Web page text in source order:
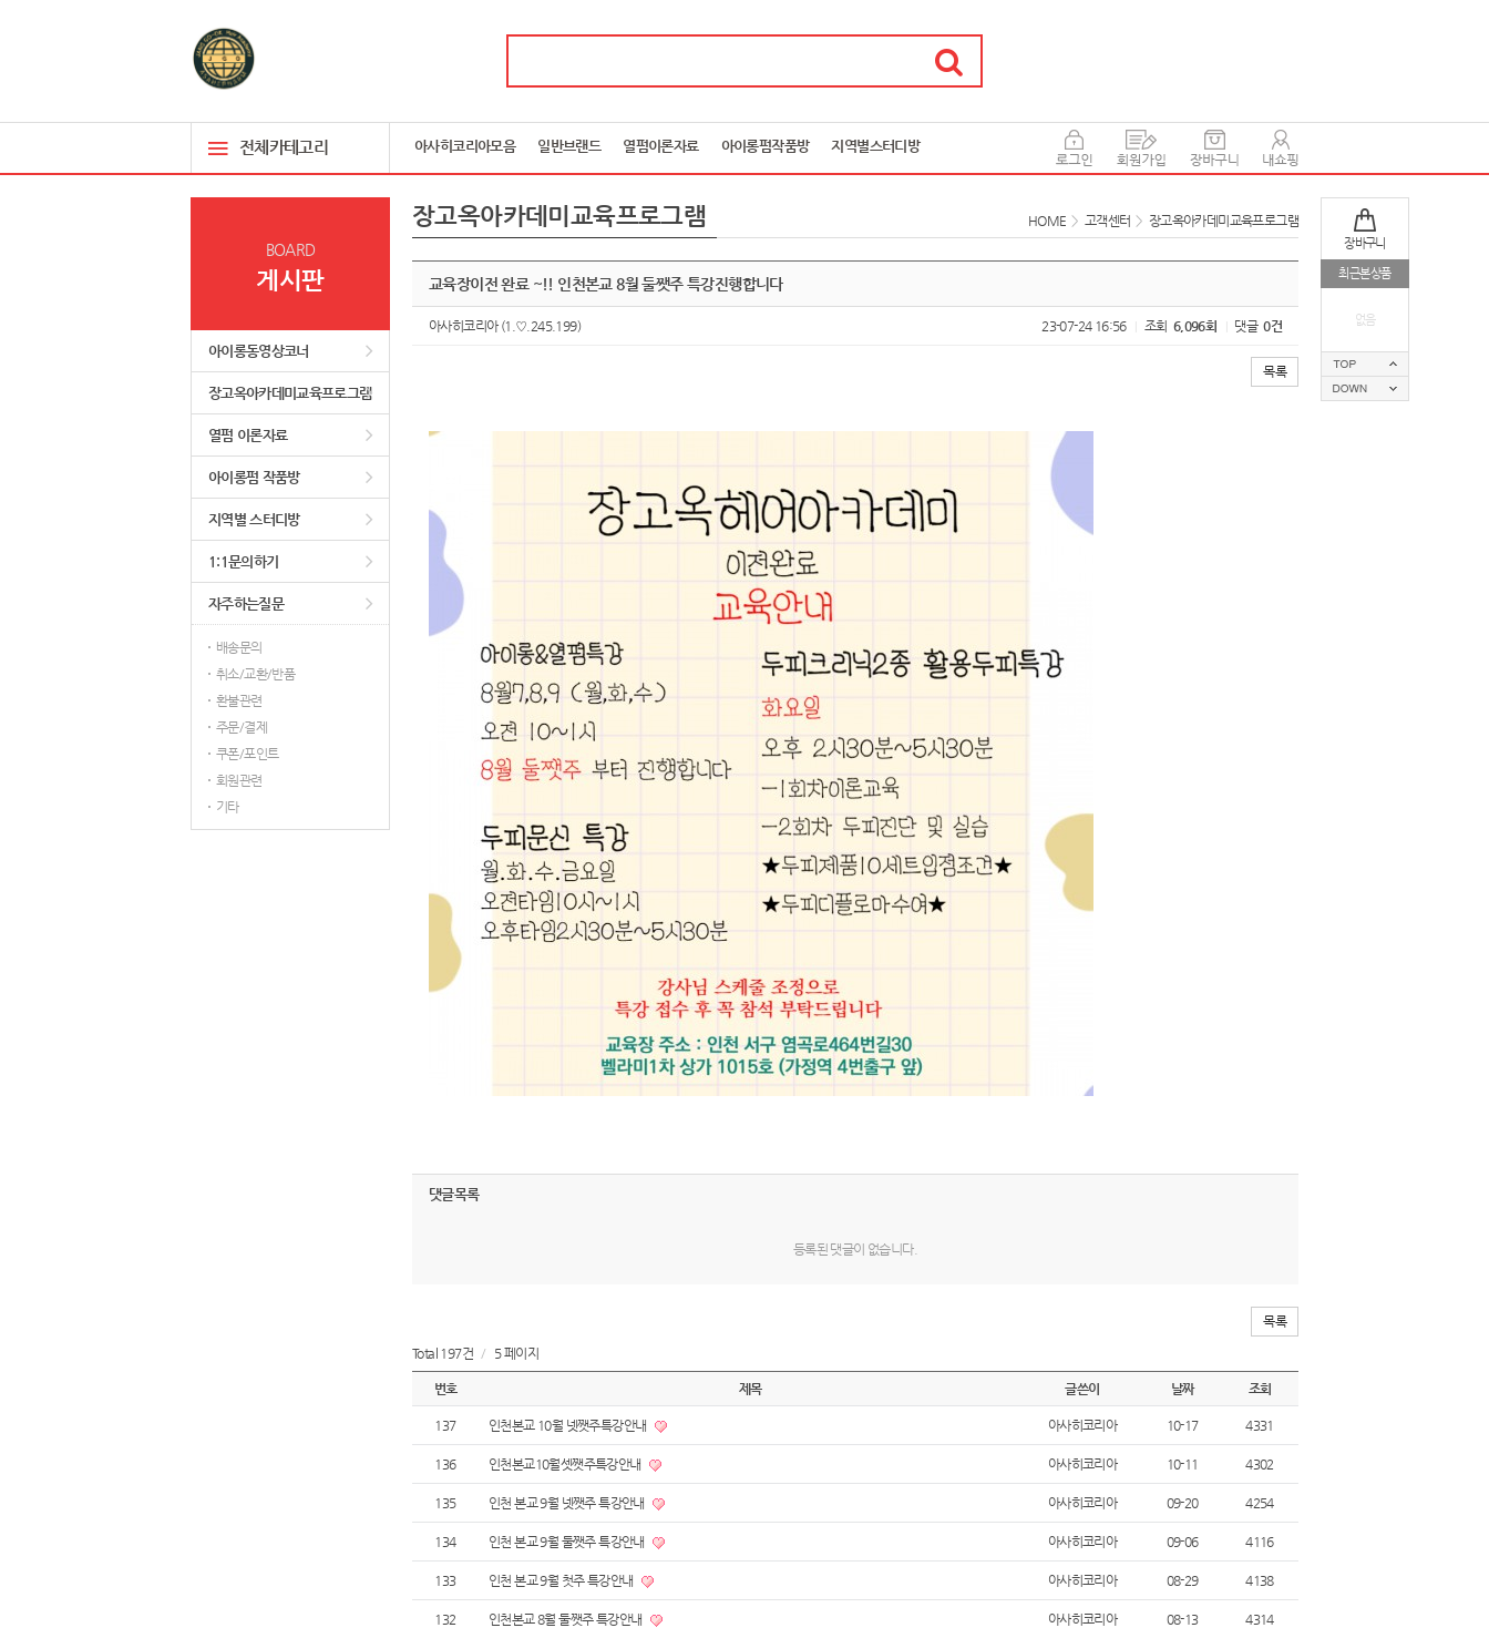
전체카테고리 아사히코리아모음 일반브랜드 열펌이론자료 아이롱펌작품방 지역별스터디방
장바구니
최근본상품
없음
BOARD
게시판
아이롱동영상코너
장고옥아카데미교육프로그램
열펌 이론자료
아이롱펌 작품방
지역별 스터디방
1:1문의하기
자주하는질문
배송문의
취소/교환/반품
환불관련
주문/결제
쿠폰/포인트
회원관련
기타
장고옥아카데미교육프로그램 HOME > 고객센터 > 장고옥아카데미교육프로그램
교육장이전 완료 ~!! 인천본교 8월 둘쨋주 특강진행합니다
아사히코리아(1.♡.245.199) 23-07-24 16:56 조회 6,096회 댓글 0건
목록
댓글목록
등록된 댓글이 없습니다.
목록
Total 197건 / 5 페이지
번호 제목 글쓴이 날짜 조회
137 인천본교 10월 넷쨋주특강안내 아사히코리아 10-17 4331
136 인천본교10월셋쨋주특강안내 아사히코리아 10-11 4302
135 인천 본교 9월 넷쨋주 특강안내 아사히코리아 09-20 4254
134 인천 본교 9월 둘쨋주 특강안내 아사히코리아 09-06 4116
133 인천 본교 9월 첫주 특강안내 아사히코리아 08-29 4138
132 인천본교 8월 둘쨋주 특강안내 아사히코리아 08-13 4314